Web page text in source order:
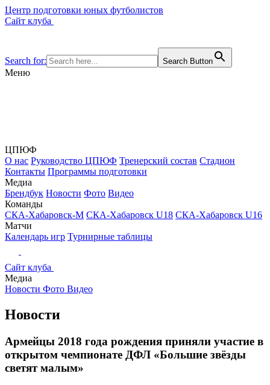
Центр подготовки юных футболистов
Сайт клуба
Search for: Search Button
Меню
ЦПЮФ
О нас Руководство ЦПЮФ Тренерский состав Стадион
Контакты Программы подготовки
Медиа
Брендбук Новости Фото Видео
Команды
СКА-Хабаровск-М СКА-Хабаровск U18 СКА-Хабаровск U16
Матчи
Календарь игр Турнирные таблицы
Сайт клуба
Медиа
Новости Фото Видео
Новости
Армейцы 2018 года рождения приняли участие в
открытом чемпионате ДФЛ «Большие звёзды
светят малым»